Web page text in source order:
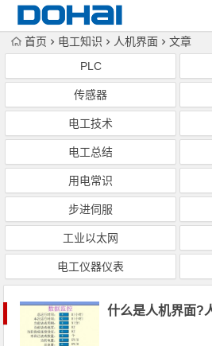
首页 电工知识 人机界面
文章
PLC
传感器
电工技术
电工总结
用电常识
步进伺服
工业以太网
电工仪器仪表
什么是人机界面?